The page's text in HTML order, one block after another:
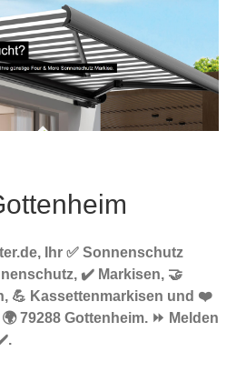
Ihr ✅ Sonnenschutz
✔️ Markisen, 🤝
💪 Kassettenmarkisen und ❤️
79288 Gottenheim. ⏩ Melden